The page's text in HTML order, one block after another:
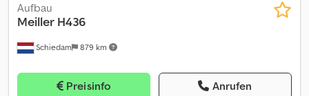
Schiedam 879 km
Aufbau
Meiller H436
Preisinfo Anrufen